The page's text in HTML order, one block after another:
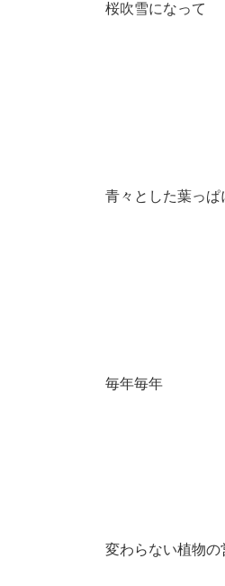
桜吹雪になって
青々とした葉っぱ
毎年毎年
変わらない植物の